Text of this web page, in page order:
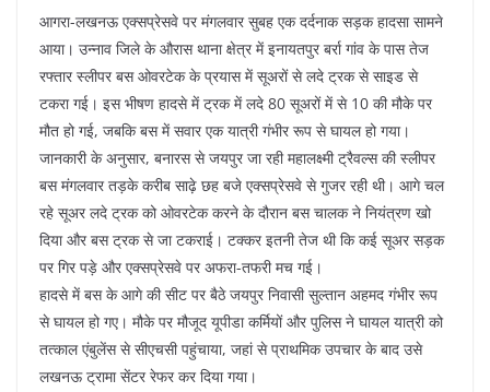
आगरा-लखनऊ एक्सप्रेसवे पर मंगलवार सुबह एक दर्दनाक सड़क हादसा सामने
आया। उन्नाव जिले के औरास थाना क्षेत्र में इनायतपुर बर्रा गांव के पास तेज
रफ्तार स्लीपर बस ओवरटेक के प्रयास में सूअरों से लदे ट्रक से साइड से
टकरा गई। इस भीषण हादसे में ट्रक में लदे 80 सूअरों में से 10 की मौके पर
मौत हो गई, जबकि बस में सवार एक यात्री गंभीर रूप से घायल हो गया।
जानकारी के अनुसार, बनारस से जयपुर जा रही महालक्ष्मी ट्रैवल्स की स्लीपर
बस मंगलवार तड़के करीब साढ़े छह बजे एक्सप्रेसवे से गुजर रही थी। आगे चल
रहे सूअर लदे ट्रक को ओवरटेक करने के दौरान बस चालक ने नियंत्रण खो
दिया और बस ट्रक से जा टकराई। टक्कर इतनी तेज थी कि कई सूअर सड़क
पर गिर पड़े और एक्सप्रेसवे पर अफरा-तफरी मच गई।
हादसे में बस के आगे की सीट पर बैठे जयपुर निवासी सुल्तान अहमद गंभीर रूप
से घायल हो गए। मौके पर मौजूद यूपीडा कर्मियों और पुलिस ने घायल यात्री को
तत्काल एंबुलेंस से सीएचसी पहुंचाया, जहां से प्राथमिक उपचार के बाद उसे
लखनऊ ट्रामा सेंटर रेफर कर दिया गया।